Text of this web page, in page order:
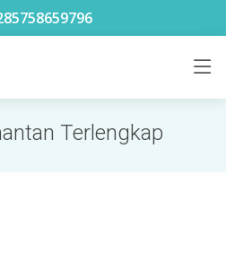
Jakarta
Terlengkap